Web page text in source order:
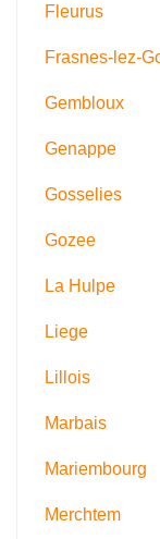
Fleurus
Frasnes-lez-
Gembloux
Genappe
Gosselies
Gozee
La Hulpe
Liege
Lillois
Marbais
Mariembourg
Merchtem